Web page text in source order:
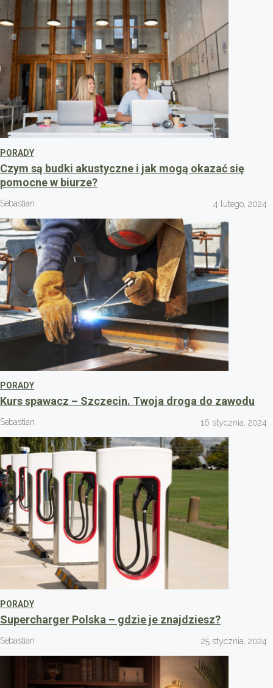
PORADY
Czym są budki akustyczne i jak mogą okazać się
pomocne w biurze?
Sebastian 4 lutego, 2024
PORADY
Kurs spawacz – Szczecin. Twoja droga do zawodu
Sebastian 16 stycznia, 2024
PORADY
Supercharger Polska – gdzie je znajdziesz?
Sebastian 25 stycznia, 2024